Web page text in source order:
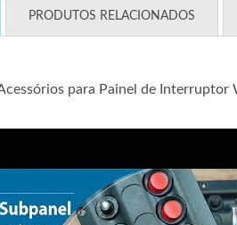
PRODUTOS RELACIONADOS
para Painel de Interruptor